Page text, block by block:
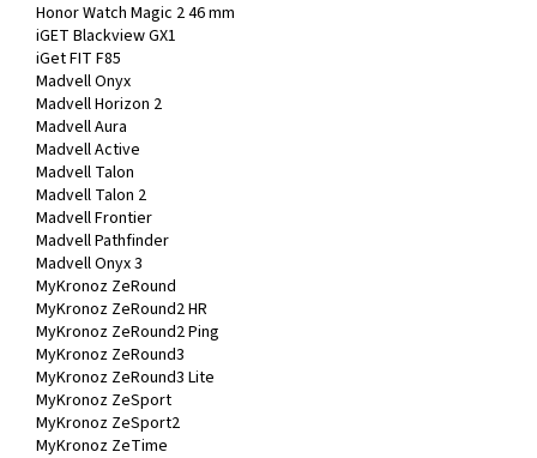
Honor Watch Magic 2 46 mm
iGET Blackview GX1
iGet FIT F85
Madvell Onyx
Madvell Horizon 2
Madvell Aura
Madvell Active
Madvell Talon
Madvell Talon 2
Madvell Frontier
Madvell Pathfinder
Madvell Onyx 3
MyKronoz ZeRound
MyKronoz ZeRound2 HR
MyKronoz ZeRound2 Ping
MyKronoz ZeRound3
MyKronoz ZeRound3 Lite
MyKronoz ZeSport
MyKronoz ZeSport2
MyKronoz ZeTime